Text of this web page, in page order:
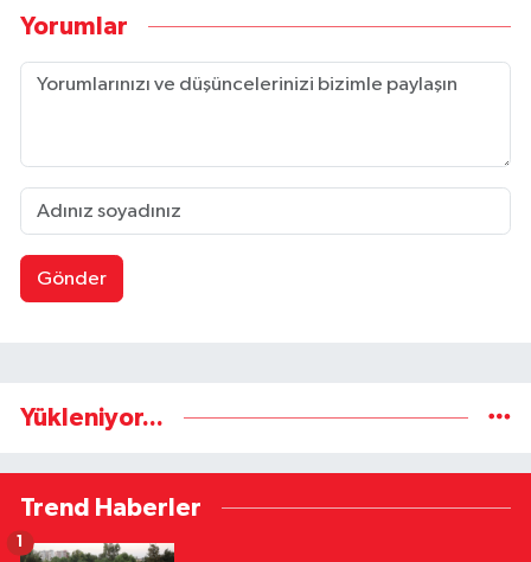
Yorumlar
Gönder
Yükleniyor...
Trend Haberler
1